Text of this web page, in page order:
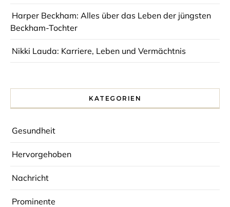
Harper Beckham: Alles über das Leben der jüngsten
Beckham-Tochter
Nikki Lauda: Karriere, Leben und Vermächtnis
KATEGORIEN
Gesundheit
Hervorgehoben
Nachricht
Prominente